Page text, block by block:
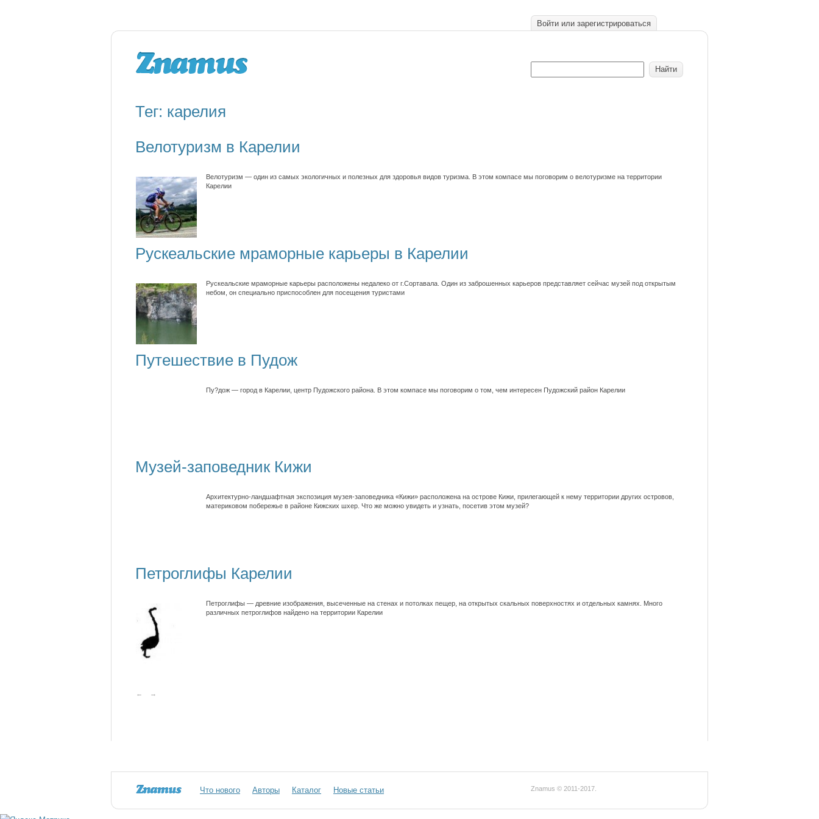
Войти или зарегистрироваться
Тег: карелия
Велотуризм в Карелии
Велотуризм — один из самых экологичных и полезных для здоровья видов туризма. В этом компасе мы поговорим о велотуризме на территории
Карелии
Рускеальские мраморные карьеры в Карелии
Рускеальские мраморные карьеры расположены недалеко от г.Сортавала. Один из заброшенных карьеров представляет сейчас музей под открытым
небом, он специально приспособлен для посещения туристами
Путешествие в Пудож
Пу?дож — город в Карелии, центр Пудожского района. В этом компасе мы поговорим о том, чем интересен Пудожский район Карелии
Музей-заповедник Кижи
Архитектурно-ландшафтная экспозиция музея-заповедника «Кижи» расположена на острове Кижи, прилегающей к нему территории других островов,
материковом побережье в районе Кижских шхер. Что же можно увидеть и узнать, посетив этом музей?
Петроглифы Карелии
Петроглифы — древние изображения, высеченные на стенах и потолках пещер, на открытых скальных поверхностях и отдельных камнях. Много
различных петроглифов найдено на территории Карелии
← →
Что нового Авторы Каталог Новые статьи Znamus © 2011-2017.